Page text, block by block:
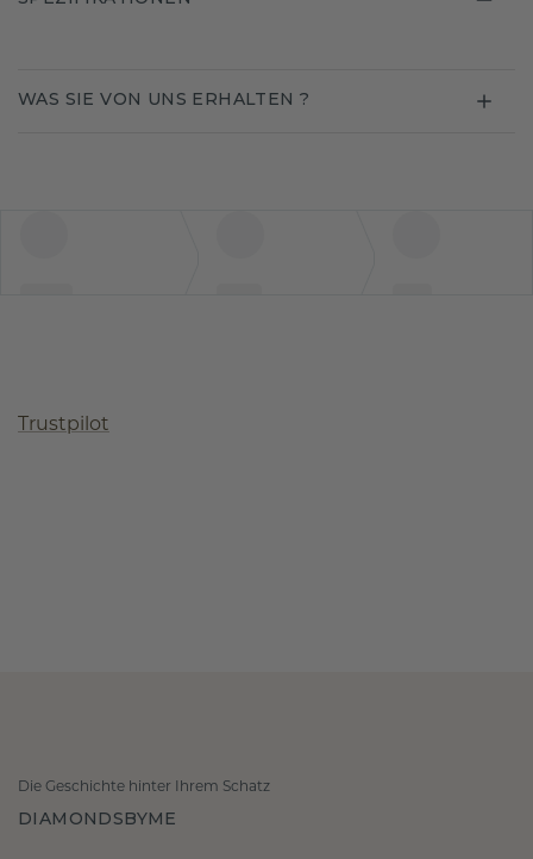
WAS SIE VON UNS ERHALTEN ?
Trustpilot
Die Geschichte hinter Ihrem Schatz
DIAMONDSBYME